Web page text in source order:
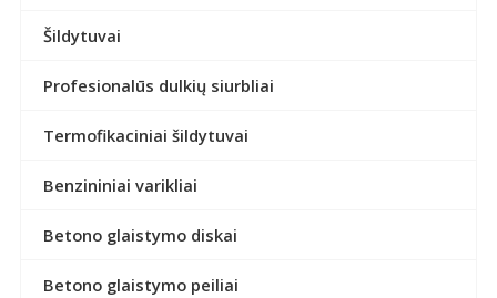
Šildytuvai
Profesionalūs dulkių siurbliai
Termofikaciniai šildytuvai
Benzininiai varikliai
Betono glaistymo diskai
Betono glaistymo peiliai